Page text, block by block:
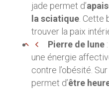
jade permet d’
la sciatique. Cette
trouver la paix
Pierre de lune
une énergie
contre l’obésité.
permet d’être